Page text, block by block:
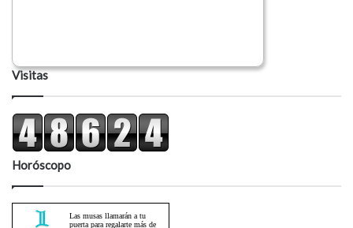
Visitas
Horóscopo